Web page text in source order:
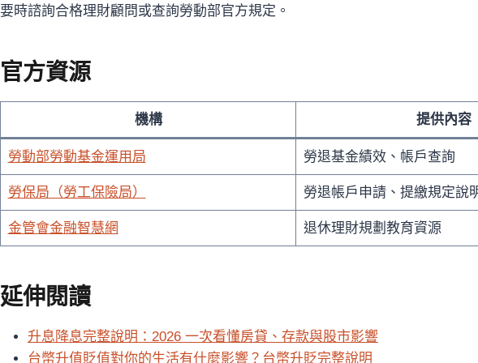
要時諮詢合格理財顧問或查詢勞動部官方規定。
官方資源
機構 提供內容
勞動部勞動基金運用局 勞退基金績效、帳戶查詢
勞保局（勞工保險局） 勞退帳戶申請、提繳規定說
金管會金融智慧網 退休理財規劃教育資源
延伸閱讀
升息降息完整說明：2026 一次看懂房貸、存款與股市影響
台幣升值貶值對你的生活有什麼影響？台幣升貶完整說明